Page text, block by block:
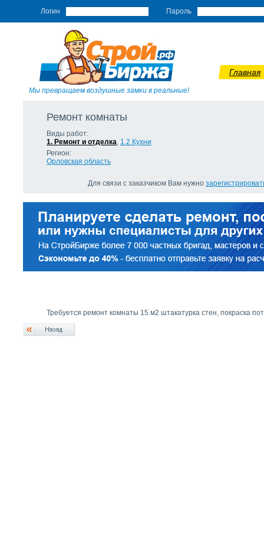
Логин Пароль
Мы превращаем воздушные замки в реальные!
Главная
Ремонт комнаты
Виды работ:
1. Ремонт и отделка, 1.2 Кухни
Регион:
Орловская область
Для связи с заказчиком Вам нужно
Требуется ремонт комнаты 15 м2 штакатурка стен, покраска